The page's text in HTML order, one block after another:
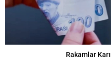
Rakamlar